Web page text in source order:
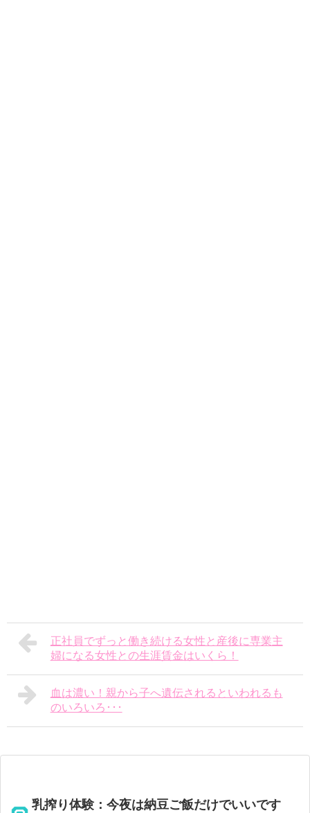
正社員でずっと働き続ける女性と産後に専業主
婦になる女性との生涯賃金はいくら！
血は濃い！親から子へ遺伝されるといわれるも
のいろいろ･･･
乳搾り体験：今夜は納豆ご飯だけでいいです